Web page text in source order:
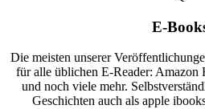
E-
Die meisten unserer
für alle üblichen E-Reader:
und noch viele mehr.
Geschichten auch als apple